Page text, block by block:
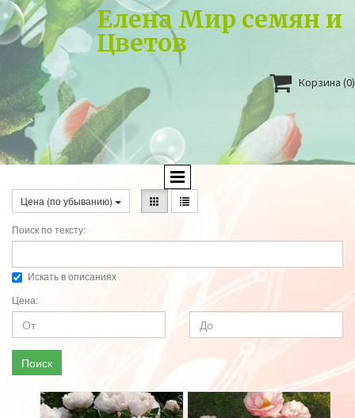
Елена Мир семян и
Цветов
 Корзина (0)
Цена (по убыванию)
Поиск по тексту:
Искать в описаниях
Цена:
Поиск